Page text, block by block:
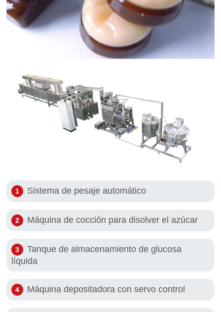
Sistema de pesaje automático
Máquina de cocción para disolver el azúcar
Tanque de almacenamiento de glucosa
líquida
Máquina depositadora con servo control